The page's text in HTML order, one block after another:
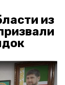
из